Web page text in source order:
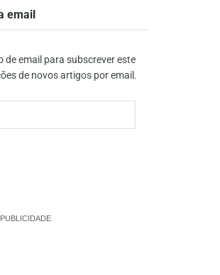
email
de email para subscrever este
de novos artigos por email.
PUBLICIDADE